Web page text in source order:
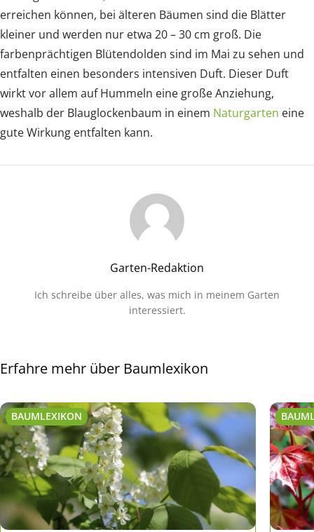
erreichen können, bei älteren Bäumen sind die Blätter
kleiner und werden nur etwa 20 – 30 cm groß. Die
farbenprächtigen Blütendolden sind im Mai zu sehen und
entfalten einen besonders intensiven Duft. Dieser Duft
wirkt vor allem auf Hummeln eine große Anziehung,
weshalb der Blauglockenbaum in einem Naturgarten eine
gute Wirkung entfalten kann.
Garten-Redaktion
Ich schreibe über alles, was mich in meinem Garten
interessiert.
Erfahre mehr über Baumlexikon
BAUMLEXIKON